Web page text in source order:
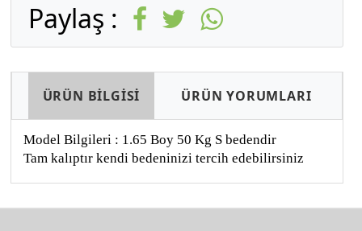
Paylaş :
ÜRÜN BİLGİSİ ÜRÜN YORUMLARI
Model Bilgileri : 1.65 Boy 50 Kg S bedendir
Tam kalıptır kendi bedeninizi tercih edebilirsiniz